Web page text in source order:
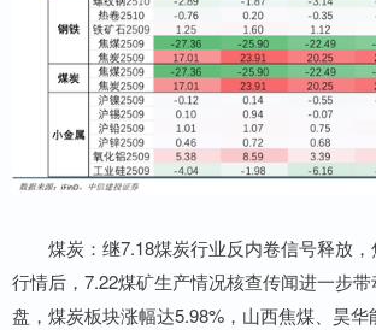
煤炭：继7.18煤炭行业反内卷信号释放，
行情后，7.22煤矿生产情况核查传闻进一步
盘，煤炭板块涨幅达5.98%，山西焦煤、昊